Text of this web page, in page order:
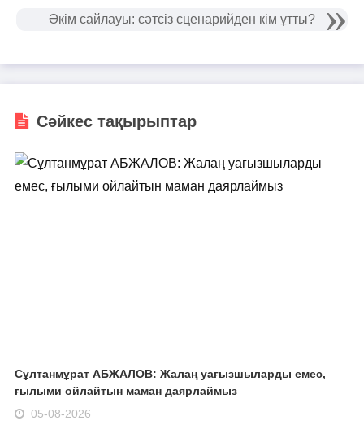
Әкім сайлауы: сәтсіз сценарийден кім ұтты?
Сәйкес тақырыптар
Сұлтанмұрат АБЖАЛОВ: Жалаң уағызшыларды емес,
ғылыми ойлайтын маман даярлаймыз
05-08-2026